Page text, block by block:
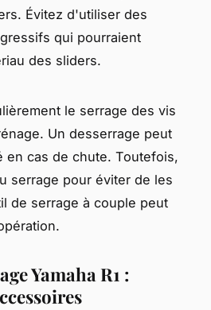
Évitez d'utiliser des
qui pourraient
des sliders.
le serrage des vis
Un desserrage peut
en cas de chute. Toutefois,
serrage pour éviter de les
de serrage à couple peut
Yamaha R1 :